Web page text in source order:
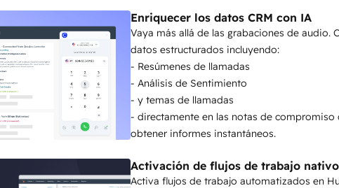
Enriquecer los datos CRM con IA
Vaya más allá de las grabaciones de audio.
datos estructurados incluyendo:
- Resúmenes de llamadas
- Análisis de Sentimiento
- y temas de llamadas
- directamente en las notas de compromiso
obtener informes instantáneos.
Activación de flujos de trabajo
Activa flujos de trabajo automatizados en